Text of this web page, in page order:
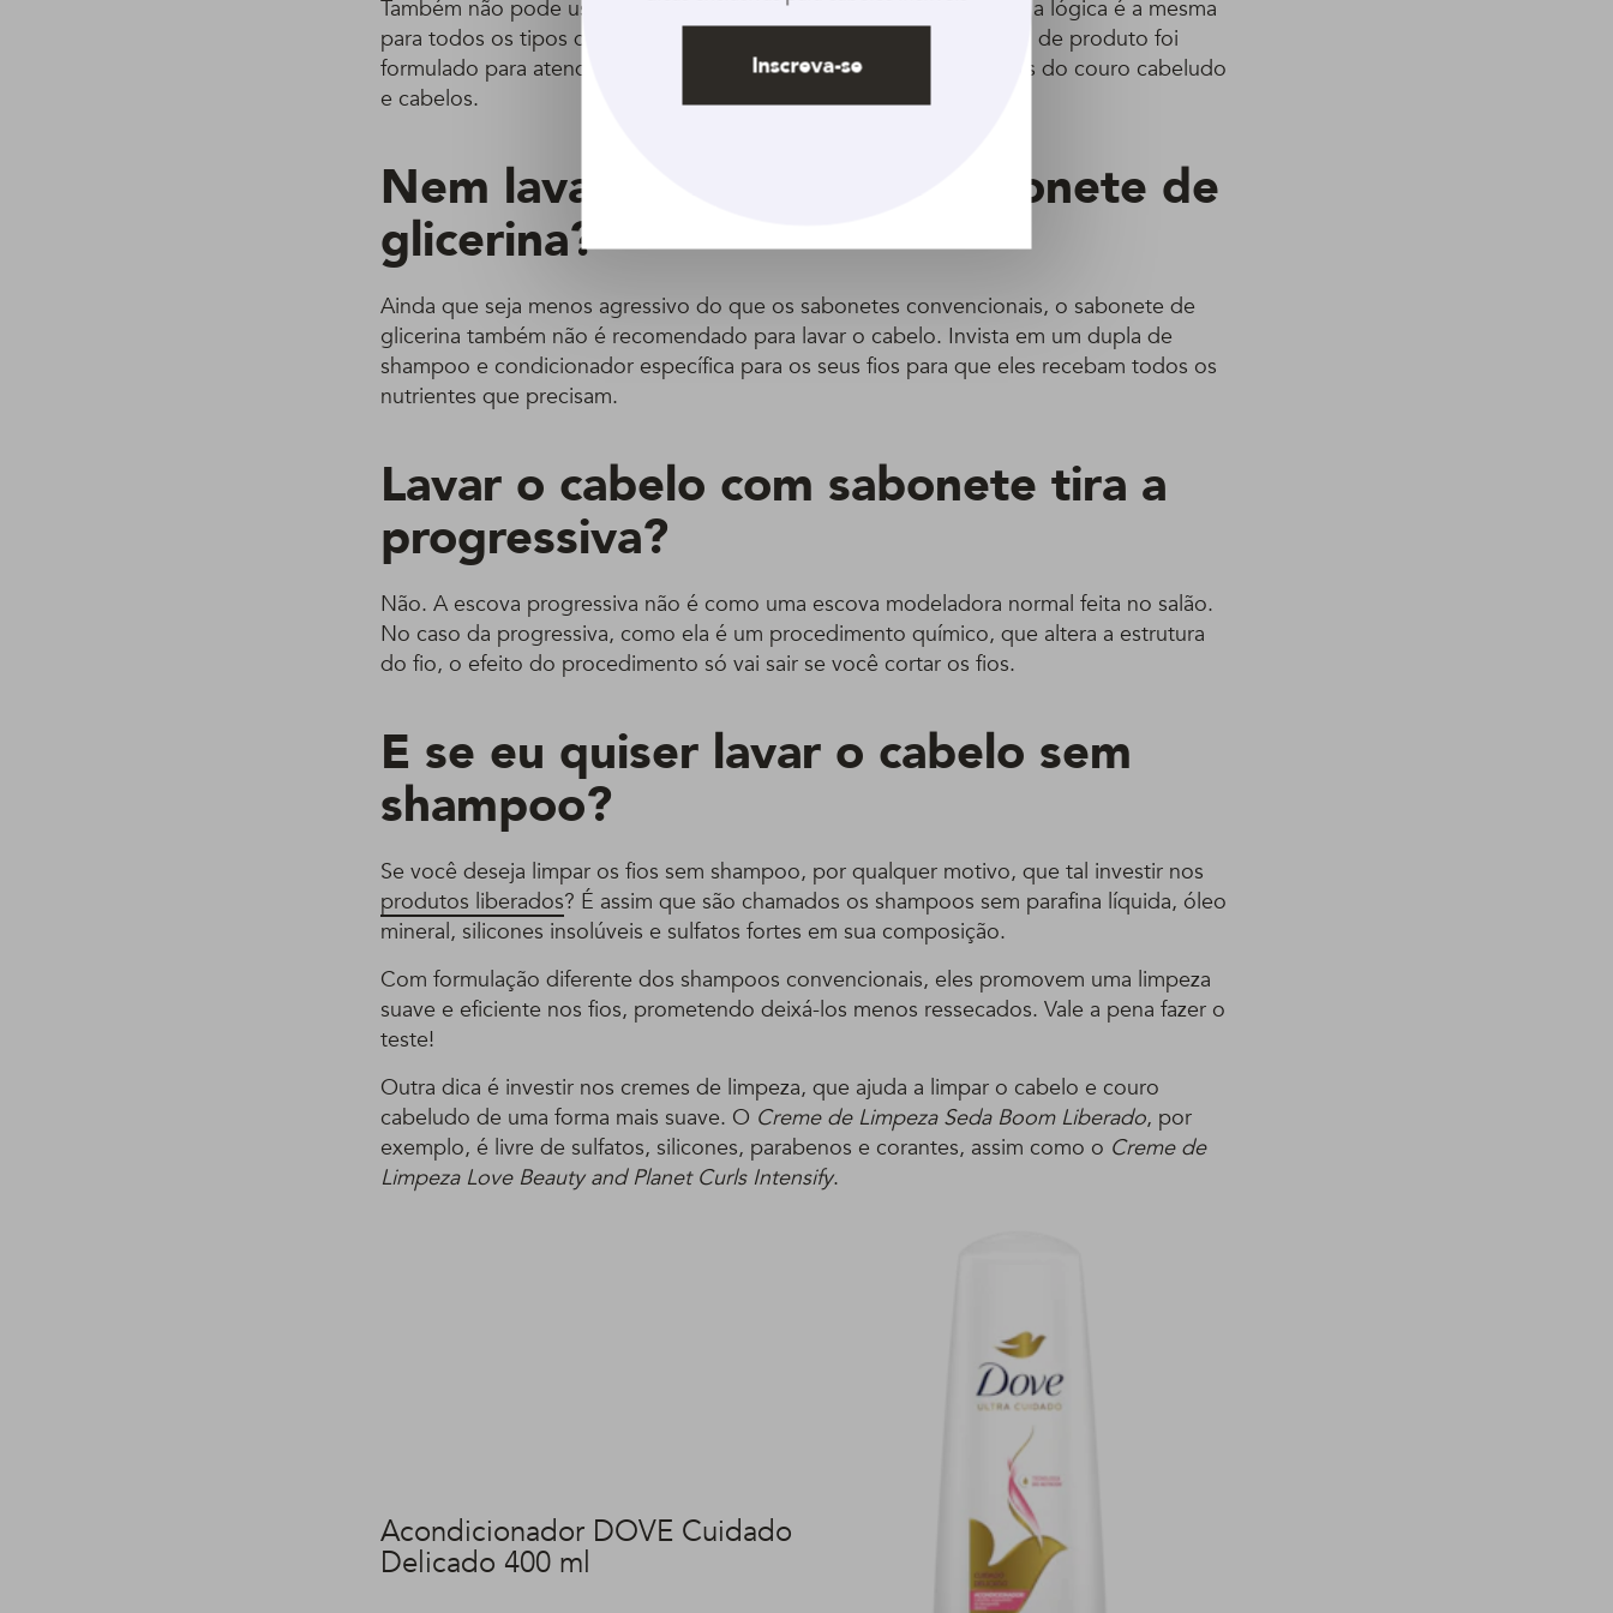
Também não pode usar sabonete líquido para lavar a cabeça. Aqui, a lógica é a mesma
para todos os tipos de sabonetes. Como a gente já disse, esse tipo de produto foi
formulado para atender às necessidades da pele do corpo, e não às do couro cabeludo
e cabelos.
Nem lavar o cabelo com sabonete de
glicerina?
Ainda que seja menos agressivo do que os sabonetes convencionais, o sabonete de
glicerina também não é recomendado para lavar o cabelo. Invista em um dupla de
shampoo e condicionador específica para os seus fios para que eles recebam todos os
nutrientes que precisam.
Lavar o cabelo com sabonete tira a
progressiva?
Não. A escova progressiva não é como uma escova modeladora normal feita no salão.
No caso da progressiva, como ela é um procedimento químico, que altera a estrutura
do fio, o efeito do procedimento só vai sair se você cortar os fios.
E se eu quiser lavar o cabelo sem
shampoo?
Se você deseja limpar os fios sem shampoo, por qualquer motivo, que tal investir nos
produtos liberados? É assim que são chamados os shampoos sem parafina líquida, óleo
mineral, silicones insolúveis e sulfatos fortes em sua composição.
Com formulação diferente dos shampoos convencionais, eles promovem uma limpeza
suave e eficiente nos fios, prometendo deixá-los menos ressecados. Vale a pena fazer o
teste!
Outra dica é investir nos cremes de limpeza, que ajuda a limpar o cabelo e couro
cabeludo de uma forma mais suave. O Creme de Limpeza Seda Boom Liberado, por
exemplo, é livre de sulfatos, silicones, parabenos e corantes, assim como o Creme de
Limpeza Love Beauty and Planet Curls Intensify.
Acondicionador DOVE Cuidado
Delicado 400 ml
Inscreva-se